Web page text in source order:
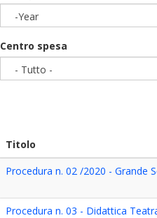
-Year
Centro spesa
- Tutto -
Titolo
Procedura n. 02 /2020 - Grande
Procedura n. 03 - Didattica